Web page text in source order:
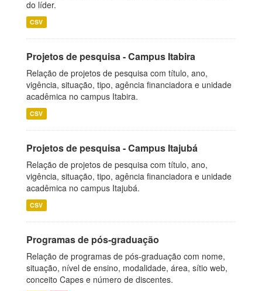
do líder.
CSV
Projetos de pesquisa - Campus Itabira
Relação de projetos de pesquisa com título, ano,
vigência, situação, tipo, agência financiadora e unidade
acadêmica no campus Itabira.
CSV
Projetos de pesquisa - Campus Itajubá
Relação de projetos de pesquisa com título, ano,
vigência, situação, tipo, agência financiadora e unidade
acadêmica no campus Itajubá.
CSV
Programas de pós-graduação
Relação de programas de pós-graduação com nome,
situação, nível de ensino, modalidade, área, sítio web,
conceito Capes e número de discentes.